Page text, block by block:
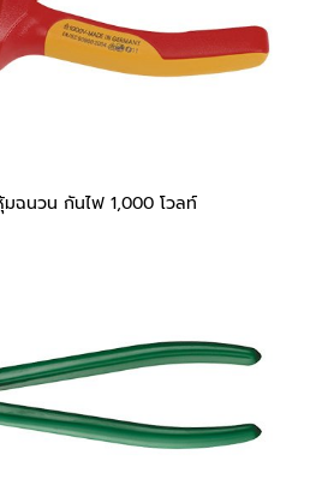
ฉนวน กันไฟ 1,000 โวลท์